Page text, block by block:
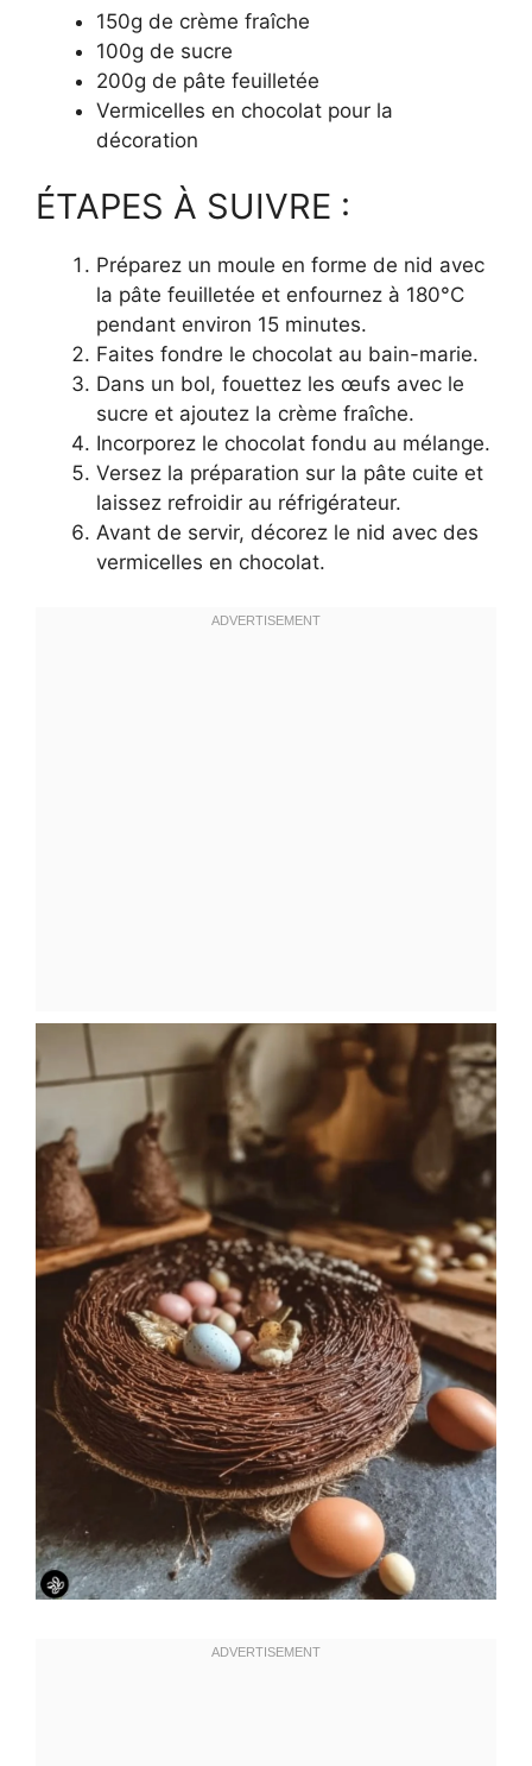
150g de crème fraîche
100g de sucre
200g de pâte feuilletée
Vermicelles en chocolat pour la
décoration
ÉTAPES À SUIVRE :
Préparez un moule en forme de nid avec
la pâte feuilletée et enfournez à 180°C
pendant environ 15 minutes.
Faites fondre le chocolat au bain-marie.
Dans un bol, fouettez les œufs avec le
sucre et ajoutez la crème fraîche.
Incorporez le chocolat fondu au mélange.
Versez la préparation sur la pâte cuite et
laissez refroidir au réfrigérateur.
Avant de servir, décorez le nid avec des
vermicelles en chocolat.